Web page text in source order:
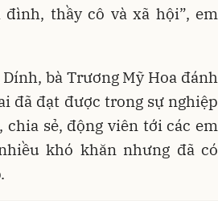
thầy cô và xã hội”, em
bà Trương Mỹ Hoa đánh
đã đạt được trong sự nghiệp
sẻ, động viên tới các em
khó khăn nhưng đã có